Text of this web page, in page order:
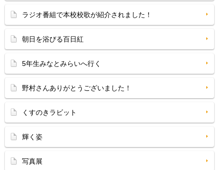
ラジオ番組で本校校歌が紹介されました！
朝日を浴びる百日紅
5年生みなとみらいへ行く
野村さんありがとうございました！
くすのきラビット
輝く姿
写真展